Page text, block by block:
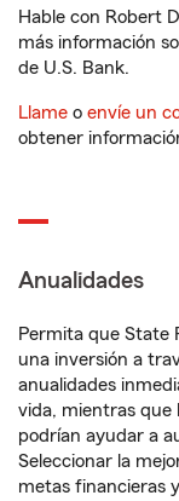
Hable con Robert
más información
de U.S. Bank.
Llame o envíe un
obtener
Anualidades
Permita que State
una inversión a
anualidades
vida, mientras que
podrían ayudar a
Seleccionar la
metas financieras